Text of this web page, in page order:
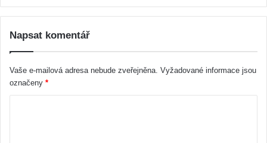
Napsat komentář
Vaše e-mailová adresa nebude zveřejněna. Vyžadované informace jsou
označeny *